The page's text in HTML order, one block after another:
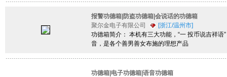
报警功德箱|防盗功德箱|会说话的功德箱
聚尔金电子有限公司
[浙江/温州市]
功德箱简介： 本机有三大功能，“一 投币说吉祥语
音，是各个善男善女布施的理想产品
功德箱|电子功德箱|语音功德箱